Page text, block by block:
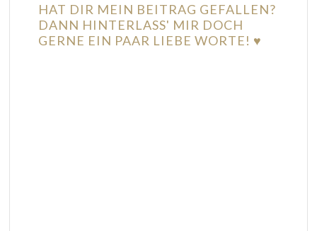
HAT DIR MEIN BEITRAG GEFALLEN?
DANN HINTERLASS' MIR DOCH
GERNE EIN PAAR LIEBE WORTE! ♥